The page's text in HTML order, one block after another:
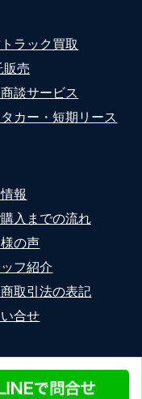
ラック買取
販売
談サービス
カー・短期リース
報
入までの流れ
の声
フ紹介
取引法の表記
合せ